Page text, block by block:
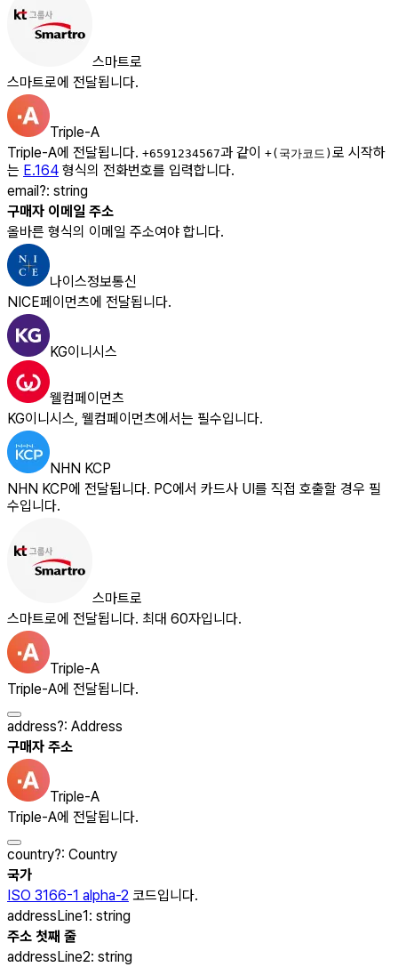
스마트로
스마트로에 전달됩니다.
Triple-A
Triple-A에 전달됩니다. +6591234567과 같이 +(국가코드) 로 시작하
는 E.164 형식의 전화번호를 입력합니다.
email ?: string
구매자 이메일 주소
올바른 형식의 이메일 주소여야 합니다.
나이스정보통신
NICE페이먼츠에 전달됩니다.
KG이니시스
웰컴페이먼츠
KG이니시스, 웰컴페이먼츠에서는 필수입니다.
NHN KCP
NHN KCP에 전달됩니다. PC에서 카드사 UI를 직접 호출할 경우 필
수입니다.
스마트로
스마트로에 전달됩니다. 최대 60자입니다.
Triple-A
Triple-A에 전달됩니다.
address?: Address
구매자 주소
Triple-A
Triple-A에 전달됩니다.
country?: Country
국가
ISO 3166-1 alpha-2 코드입니다.
addressLine1 : string
주소 첫째 줄
addressLine2: string